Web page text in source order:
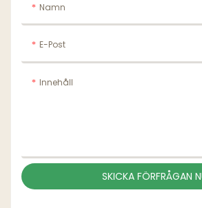
Namn
E-Post
Innehåll
SKICKA FÖRFRÅGAN